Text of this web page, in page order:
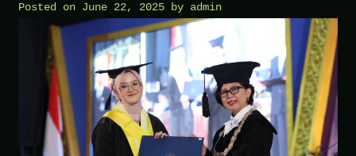
Posted on June 22, 2025 by admin